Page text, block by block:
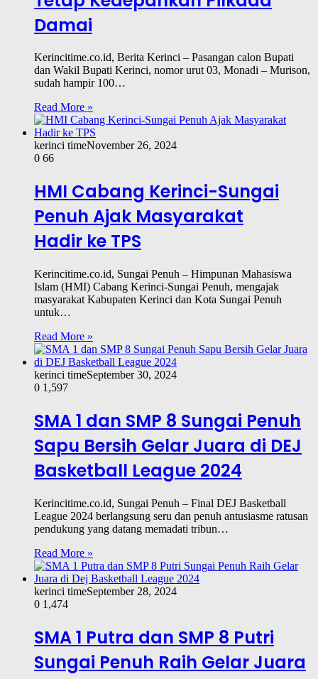
Damai
Kerincitime.co.id, Berita Kerinci – Pasangan calon Bupati
dan Wakil Bupati Kerinci, nomor urut 03, Monadi – Murison,
sudah hampir 100…
Read More »
kerinci timeNovember 26, 2024
0 66
HMI Cabang Kerinci-Sungai
Penuh Ajak Masyarakat
Hadir ke TPS
Kerincitime.co.id, Sungai Penuh – Himpunan Mahasiswa
Islam (HMI) Cabang Kerinci-Sungai Penuh, mengajak
masyarakat Kabupaten Kerinci dan Kota Sungai Penuh
untuk…
Read More »
kerinci timeSeptember 30, 2024
0 1,597
SMA 1 dan SMP 8 Sungai Penuh
Sapu Bersih Gelar Juara di DEJ
Basketball League 2024
Kerincitime.co.id, Sungai Penuh – Final DEJ Basketball
League 2024 berlangsung seru dan penuh antusiasme ratusan
pendukung yang datang memadati tribun…
Read More »
kerinci timeSeptember 28, 2024
0 1,474
SMA 1 Putra dan SMP 8 Putri
Sungai Penuh Raih Gelar Juara